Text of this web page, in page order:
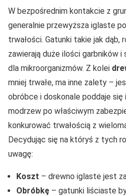
W bezpośrednim kontakcie z
generalnie przewyższa iglaste
trwałości. Gatunki takie jak dąb,
zawierają duże ilości garbników
dla mikroorganizmów. Z kolei
mniej trwałe, ma inne zalety –
obróbce i doskonale poddaje się
modrzew po właściwym
konkurować trwałością z
Decydując się na któryś z tych
uwagę:
Koszt – drewno iglaste jest
Obróbkę – gatunki liściaste